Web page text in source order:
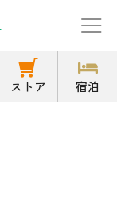
ストア 宿泊